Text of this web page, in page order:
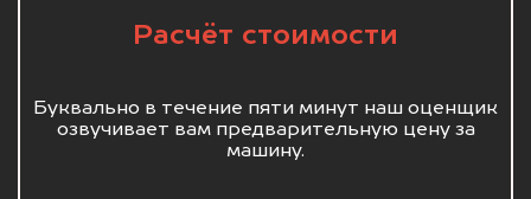
Расчёт стоимости
Буквально в течение пяти минут наш оценщик
озвучивает вам предварительную цену за
машину.